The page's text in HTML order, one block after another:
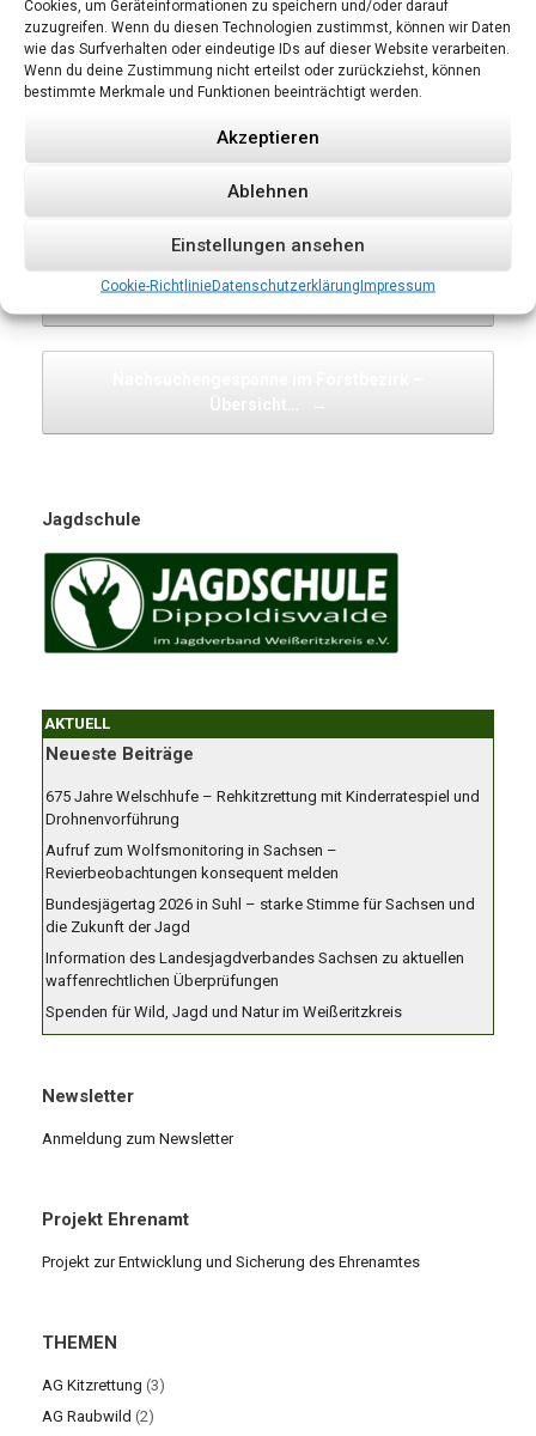
Cookies, um Geräteinformationen zu speichern und/oder darauf
zuzugreifen. Wenn du diesen Technologien zustimmst, können wir Daten
wie das Surfverhalten oder eindeutige IDs auf dieser Website verarbeiten.
Wenn du deine Zustimmung nicht erteilst oder zurückziehst, können
bestimmte Merkmale und Funktionen beeinträchtigt werden.
Akzeptieren
Ablehnen
Einstellungen ansehen
Cookie-RichtlinieDatenschutzerklärungImpressum
Eure Anja Pötzsch
Öffentlichkeitsarbeit
AG Kitzrettungund verschlagwortet mit
Beitragsnavigation
← Hundeausbildungsseminar 2026 startet –
Angebot…
Jagdschule
AKTUELL
Neueste Beiträge
675 Jahre Welschhufe – Rehkitzrettung mit Kinderratespiel und
Drohnenvorführung
Aufruf zum Wolfsmonitoring in Sachsen –
Revierbeobachtungen konsequent melden
Bundesjägertag 2026 in Suhl – starke Stimme für Sachsen und
die Zukunft der Jagd
Information des Landesjagdverbandes Sachsen zu aktuellen
waffenrechtlichen Überprüfungen
Spenden für Wild, Jagd und Natur im Weißeritzkreis
Newsletter
Anmeldung zum Newsletter
Projekt Ehrenamt
Projekt zur Entwicklung und Sicherung des Ehrenamtes
THEMEN
AG Kitzrettung (3)
AG Raubwild (2)